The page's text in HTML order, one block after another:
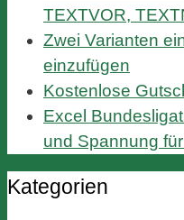
TEXTVOR,
Zwei Varianten
einzufügen
Kostenlose
Excel
und Spannung
Kategorien